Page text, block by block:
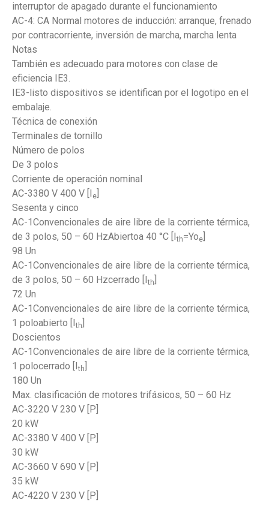
interruptor de apagado durante el funcionamiento
AC-4: CA Normal motores de inducción: arranque, frenado
por contracorriente, inversión de marcha, marcha lenta
Notas
También es adecuado para motores con clase de
eficiencia IE3.
IE3-listo dispositivos se identifican por el logotipo en el
embalaje.
Técnica de conexión
Terminales de tornillo
Número de polos
De 3 polos
Corriente de operación nominal
AC-3380 V 400 V [I
e
Sesenta y cinco
AC-1Convencionales de aire libre de la corriente térmica,
de 3 polos, 50 – 60 HzAbiertoa 40 °C [Ith=Yoe
98 Un
AC-1Convencionales de aire libre de la corriente térmica,
de 3 polos, 50 – 60 Hzcerrado [Ith
72 Un
AC-1Convencionales de aire libre de la corriente térmica,
1 poloabierto [Ith
Doscientos
AC-1Convencionales de aire libre de la corriente térmica,
1 polocerrado [Ith
180 Un
Max. clasificación de motores trifásicos, 50 – 60 Hz
AC-3220 V 230 V [P]
20 kW
AC-3380 V 400 V [P]
30 kW
AC-3660 V 690 V [P]
35 kW
AC-4220 V 230 V [P]